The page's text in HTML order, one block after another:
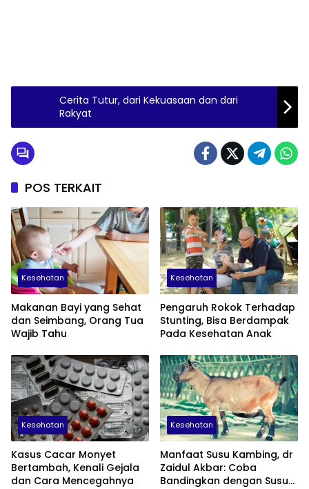
Cerita Tutur, dari Kekuasaan dan dari
Rakyat
POS TERKAIT
Kesehatan
Makanan Bayi yang Sehat
dan Seimbang, Orang Tua
Wajib Tahu
Kesehatan
Pengaruh Rokok Terhadap
Stunting, Bisa Berdampak
Pada Kesehatan Anak
Kesehatan
Kasus Cacar Monyet
Bertambah, Kenali Gejala
dan Cara Mencegahnya
Kesehatan
Manfaat Susu Kambing, dr
Zaidul Akbar: Coba
Bandingkan dengan Susu